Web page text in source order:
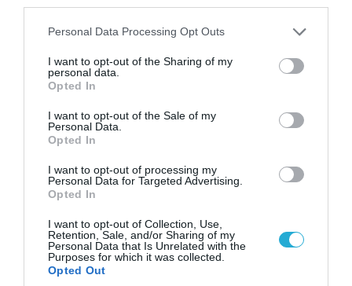
Please note that this website/app uses one or more Google
not limited to your visit or usage behaviour. You may click to
grant or deny consent to Google and its third-party tags to
use your data for below specified purposes in below Google
consent section.
Personal Data Processing Opt Outs
I want to opt-out of the Sharing of my
personal data.
Opted In
I want to opt-out of the Sale of my
Personal Data.
Opted In
I want to opt-out of processing my
Personal Data for Targeted Advertising.
Opted In
I want to opt-out of Collection, Use,
Retention, Sale, and/or Sharing of my
Personal Data that Is Unrelated with the
Purposes for which it was collected.
Opted Out
«Οι εντελώς αθώοι»: Η ανάρτηση του Αρκά για
τα ζώα που χάθηκαν στις πυρκαγιές της